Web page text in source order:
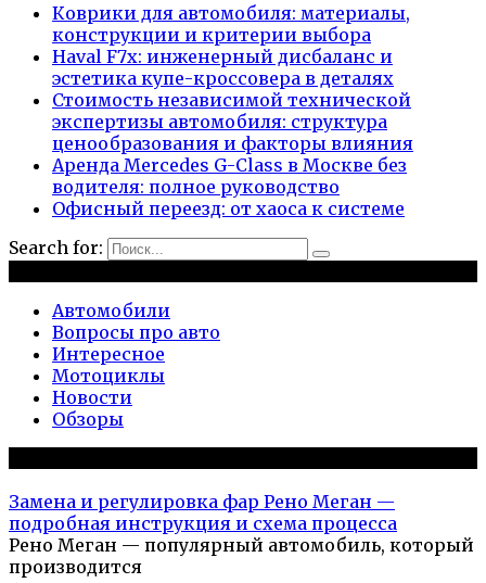
Коврики для автомобиля: материалы,
конструкции и критерии выбора
Haval F7x: инженерный дисбаланс и
эстетика купе-кроссовера в деталях
Стоимость независимой технической
экспертизы автомобиля: структура
ценообразования и факторы влияния
Аренда Mercedes G-Class в Москве без
водителя: полное руководство
Офисный переезд: от хаоса к системе
Search for:
Автомобили
Вопросы про авто
Интересное
Мотоциклы
Новости
Обзоры
Замена и регулировка фар Рено Меган —
подробная инструкция и схема процесса
Рено Меган — популярный автомобиль, который
производится